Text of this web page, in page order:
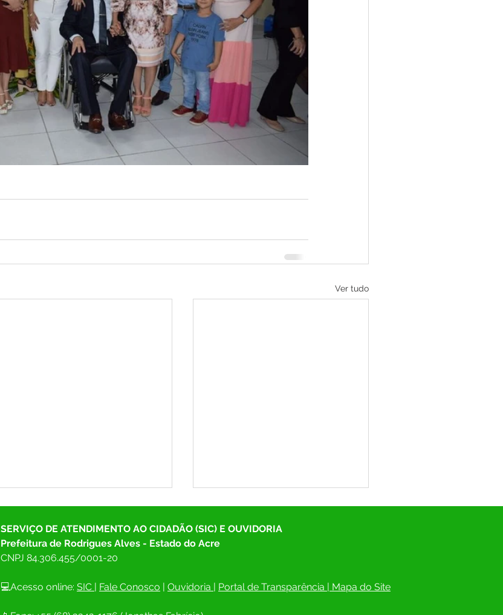
Ver tudo
SERVIÇO DE ATENDIMENTO AO CIDADÃO (SIC) E OUVIDORIA
Prefeitura de Rodrigues Alves - Estado do Acre
CNPJ 84.306.455/0001-20
💻Acesso online: SIC Fale Conosco Ouvidoria Portal de Transparência Mapa do Site